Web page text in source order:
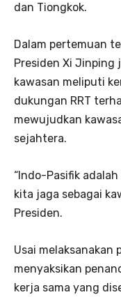
dan Tiongkok.
Dalam pertemuan
Presiden Xi Jinping
kawasan meliputi
dukungan RRT
mewujudkan
sejahtera.
“Indo-Pasifik
kita jaga sebagai
Presiden.
Usai melaksanakan
menyaksikan
kerja sama yang